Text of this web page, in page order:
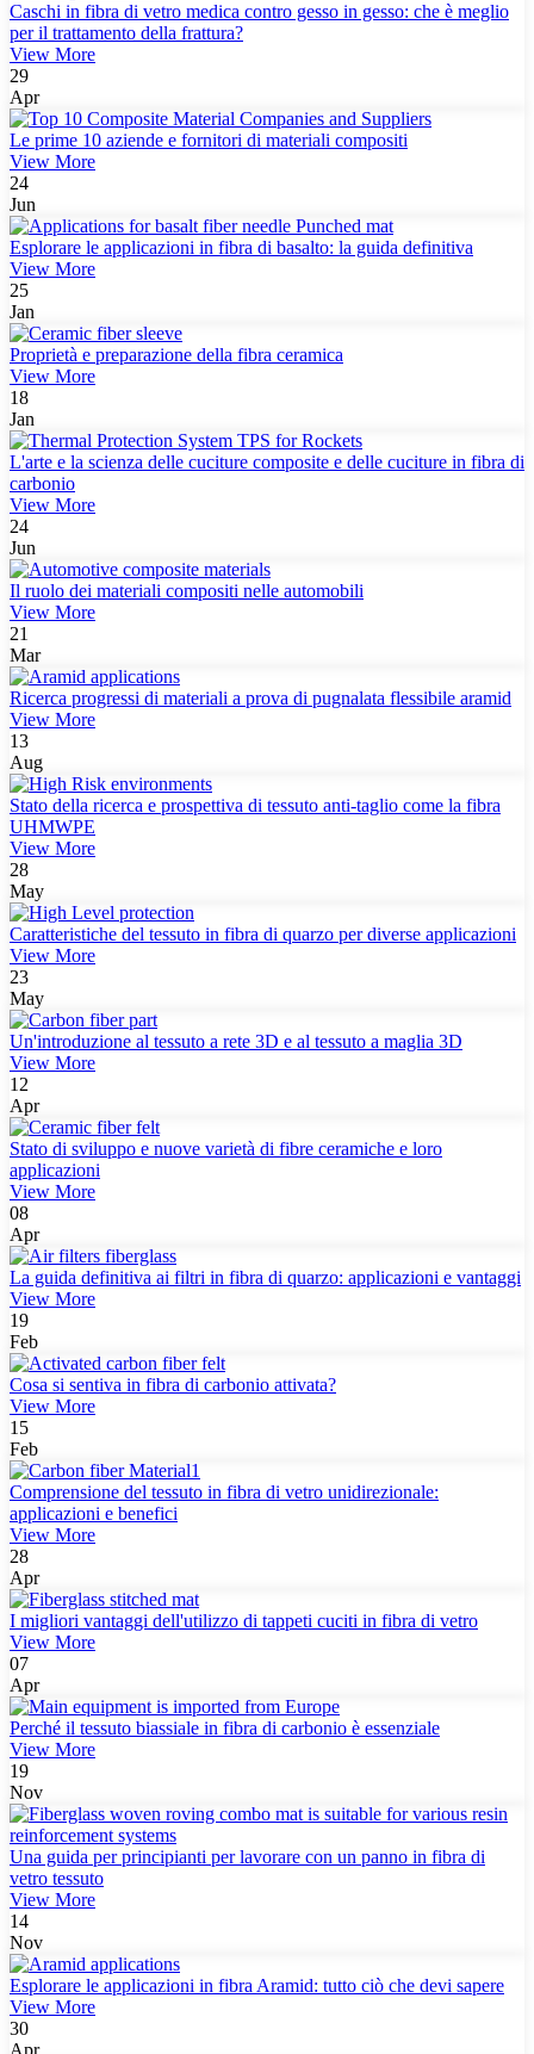
Caschi in fibra di vetro medica contro gesso in gesso: che è meglio
per il trattamento della frattura?
View More
29
Apr
Le prime 10 aziende e fornitori di materiali compositi
View More
24
Jun
Esplorare le applicazioni in fibra di basalto: la guida definitiva
View More
25
Jan
Proprietà e preparazione della fibra ceramica
View More
18
Jan
L'arte e la scienza delle cuciture composite e delle cuciture in fibra di
carbonio
View More
24
Jun
Il ruolo dei materiali compositi nelle automobili
View More
21
Mar
Ricerca progressi di materiali a prova di pugnalata flessibile aramid
View More
13
Aug
Stato della ricerca e prospettiva di tessuto anti-taglio come la fibra
UHMWPE
View More
28
May
Caratteristiche del tessuto in fibra di quarzo per diverse applicazioni
View More
23
May
Un'introduzione al tessuto a rete 3D e al tessuto a maglia 3D
View More
12
Apr
Stato di sviluppo e nuove varietà di fibre ceramiche e loro
applicazioni
View More
08
Apr
La guida definitiva ai filtri in fibra di quarzo: applicazioni e vantaggi
View More
19
Feb
Cosa si sentiva in fibra di carbonio attivata?
View More
15
Feb
Comprensione del tessuto in fibra di vetro unidirezionale:
applicazioni e benefici
View More
28
Apr
I migliori vantaggi dell'utilizzo di tappeti cuciti in fibra di vetro
View More
07
Apr
Perché il tessuto biassiale in fibra di carbonio è essenziale
View More
19
Nov
Una guida per principianti per lavorare con un panno in fibra di
vetro tessuto
View More
14
Nov
Esplorare le applicazioni in fibra Aramid: tutto ciò che devi sapere
View More
30